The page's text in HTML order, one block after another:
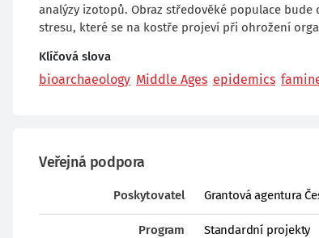
analýzy izotopů. Obraz středověké populace
stresu, které se na kostře projeví při ohrožení
Klíčová slova
bioarchaeology Middle Ages epidemics
Veřejná podpora
Poskytovatel Grantová agentura
Program Standardní projekty